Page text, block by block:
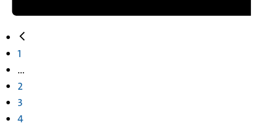
1
...
2
3
4